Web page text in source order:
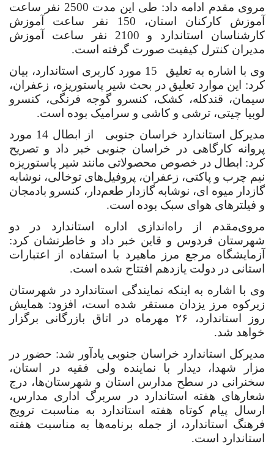
مروی مقدم ادامه داد: طی این مدت 2500 نفر ساعت
آموزش کارکنان استان، 150 نفر ساعت آموزش
کارشناسان استاندارد و 2100 نفر ساعت آموزش
مدیران کنترل کیفیت صورت گرفته است.
وی با اشاره به تعلیق
15 مورد کاربری استاندارد، بیان
کرد: این موارد تعلیق در بحث شیر پاستوریزه، زعفران،
سیمان، قندکله، کشک، کنسرو گوجه فرنگی، کنسرو
لوبیا چیتی، ترشی و کاشی و سرامیک بوده است.
مدیرکل استاندارد خراسان جنوبی
از ابطال 14 مورد
پروانه کارگاهی در خراسان جنوبی خبر داد و تصریح
کرد: ابطال در خصوص محصولاتی مانند شیر پاستوریزه
نیم چرب و پاکتی، زعفران، پروفیل‌های توخالی، نوشابه
گازدار میوه ای، نوشابه گازدار طعم‌دار، کنسرو بادمجان
و فیلتر‌های هوای سبک بوده است.
مروی‌مقدم از راه‌اندازی اداره استاندارد در دو
شهرستان فردوس و قاین خبر داد و خاطرنشان کرد:
آزمایشگاه مرجع مرز ماهیرد با استفاده از اعتبارات
استانی در دولت یازدهم افتتاح شده است.
وی با اشاره به اینکه نمایندگی استاندارد در شهرستان
زیرکوه مرز یزدان مستقر شده است، افزود: همایش
روز استاندارد، ۲۶ مهرماه در اتاق بازرگانی برگزار
خواهد شد.
مدیرکل استاندارد خراسان جنوبی یادآور شد: حضور در
مزار شهدا، دیدار با نماینده ولی فقیه در استان،
سخنرانی در سطح مدارس استان و شهرستان‌ها، درج
شعارهای هفته استاندارد در سربرگ اداری مدارس،
ارسال پیام کوتاه هفته استاندارد به مناسبت ترویج
فرهنگ استاندارد، از جمله برنامه‌ها به مناسبت هفته
استاندارد است.